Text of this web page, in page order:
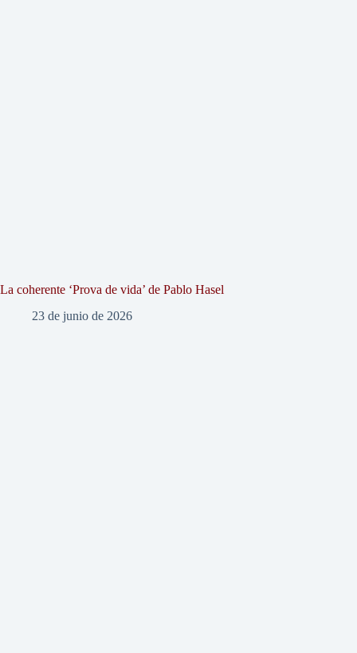
La coherente ‘Prova de vida’ de Pablo Hasel
23 de junio de 2026